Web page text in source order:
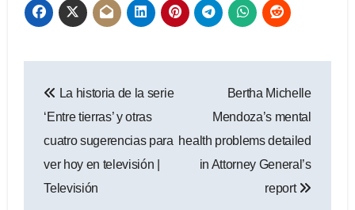
de
entradas
La historia de la serie
‘Entre tierras’ y otras
cuatro sugerencias para
ver hoy en televisión |
Televisión
Bertha Michelle
Mendoza’s mental
health problems detailed
in Attorney General’s
report